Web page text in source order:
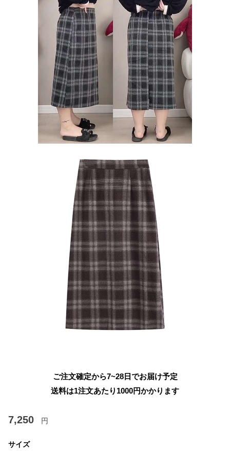
ご注文確定から7~28日でお届け予定
送料は1注文あたり 1000円かかります
7,250 円
サイズ